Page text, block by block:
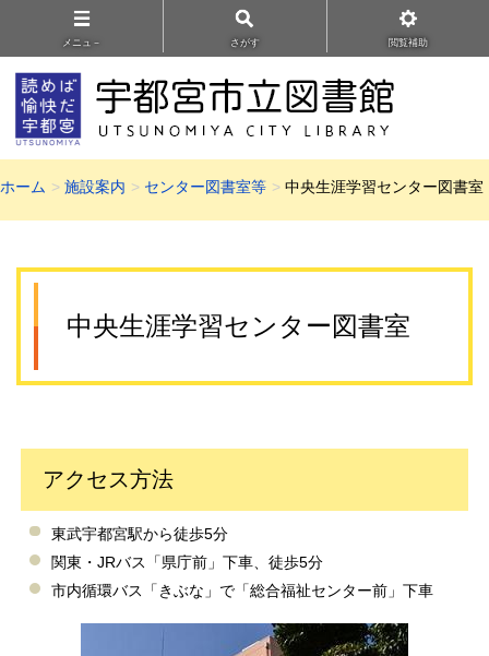
メニュ－ さがす 閲覧補助
ホーム 施設案内 センター図書室等 中央生涯学習センター図書室
中央生涯学習センター図書室
アクセス方法
東武宇都宮駅から徒歩5分
関東・JRバス「県庁前」下車、徒歩5分
市内循環バス「きぶな」で「総合福祉センター前」下車